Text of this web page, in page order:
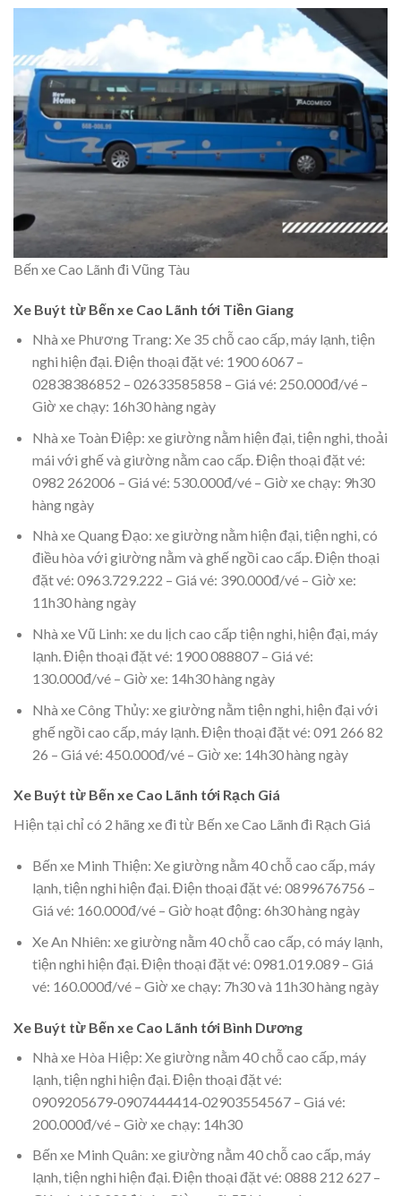
Bến xe Cao Lãnh đi Vũng Tàu
Xe Buýt từ Bến xe Cao Lãnh tới Tiền Giang
Nhà xe Phương Trang: Xe 35 chỗ cao cấp, máy lạnh, tiện
nghi hiện đại. Điện thoại đặt vé: 1900 6067 –
02838386852 – 02633585858 – Giá vé: 250.000đ/vé –
Giờ xe chạy: 16h30 hàng ngày
Nhà xe Toàn Điệp: xe giường nằm hiện đại, tiện nghi, thoải
mái với ghế và giường nằm cao cấp. Điện thoại đặt vé:
0982 262006 – Giá vé: 530.000đ/vé – Giờ xe chạy: 9h30
hàng ngày
Nhà xe Quang Đạo: xe giường nằm hiện đại, tiện nghi, có
điều hòa với giường nằm và ghế ngồi cao cấp. Điện thoại
đặt vé: 0963.729.222 – Giá vé: 390.000đ/vé – Giờ xe:
11h30 hàng ngày
Nhà xe Vũ Linh: xe du lịch cao cấp tiện nghi, hiện đại, máy
lạnh. Điện thoại đặt vé: 1900 088807 – Giá vé:
130.000đ/vé – Giờ xe: 14h30 hàng ngày
Nhà xe Công Thủy: xe giường nằm tiện nghi, hiện đại với
ghế ngồi cao cấp, máy lạnh. Điện thoại đặt vé: 091 266 82
26 – Giá vé: 450.000đ/vé – Giờ xe: 14h30 hàng ngày
Xe Buýt từ Bến xe Cao Lãnh tới Rạch Giá
Hiện tại chỉ có 2 hãng xe đi từ Bến xe Cao Lãnh đi Rạch Giá
Bến xe Minh Thiện: Xe giường nằm 40 chỗ cao cấp, máy
lạnh, tiện nghi hiện đại. Điện thoại đặt vé: 0899676756 –
Giá vé: 160.000đ/vé – Giờ hoạt động: 6h30 hàng ngày
Xe An Nhiên: xe giường nằm 40 chỗ cao cấp, có máy lạnh,
tiện nghi hiện đại. Điện thoại đặt vé: 0981.019.089 – Giá
vé: 160.000đ/vé – Giờ xe chạy: 7h30 và 11h30 hàng ngày
Xe Buýt từ Bến xe Cao Lãnh tới Bình Dương
Nhà xe Hòa Hiệp: Xe giường nằm 40 chỗ cao cấp, máy
lạnh, tiện nghi hiện đại. Điện thoại đặt vé:
0909205679‑0907444414‑02903554567 – Giá vé:
200.000đ/vé – Giờ xe chạy: 14h30
Bến xe Minh Quân: xe giường nằm 40 chỗ cao cấp, máy
lạnh, tiện nghi hiện đại. Điện thoại đặt vé: 0888 212 627 –